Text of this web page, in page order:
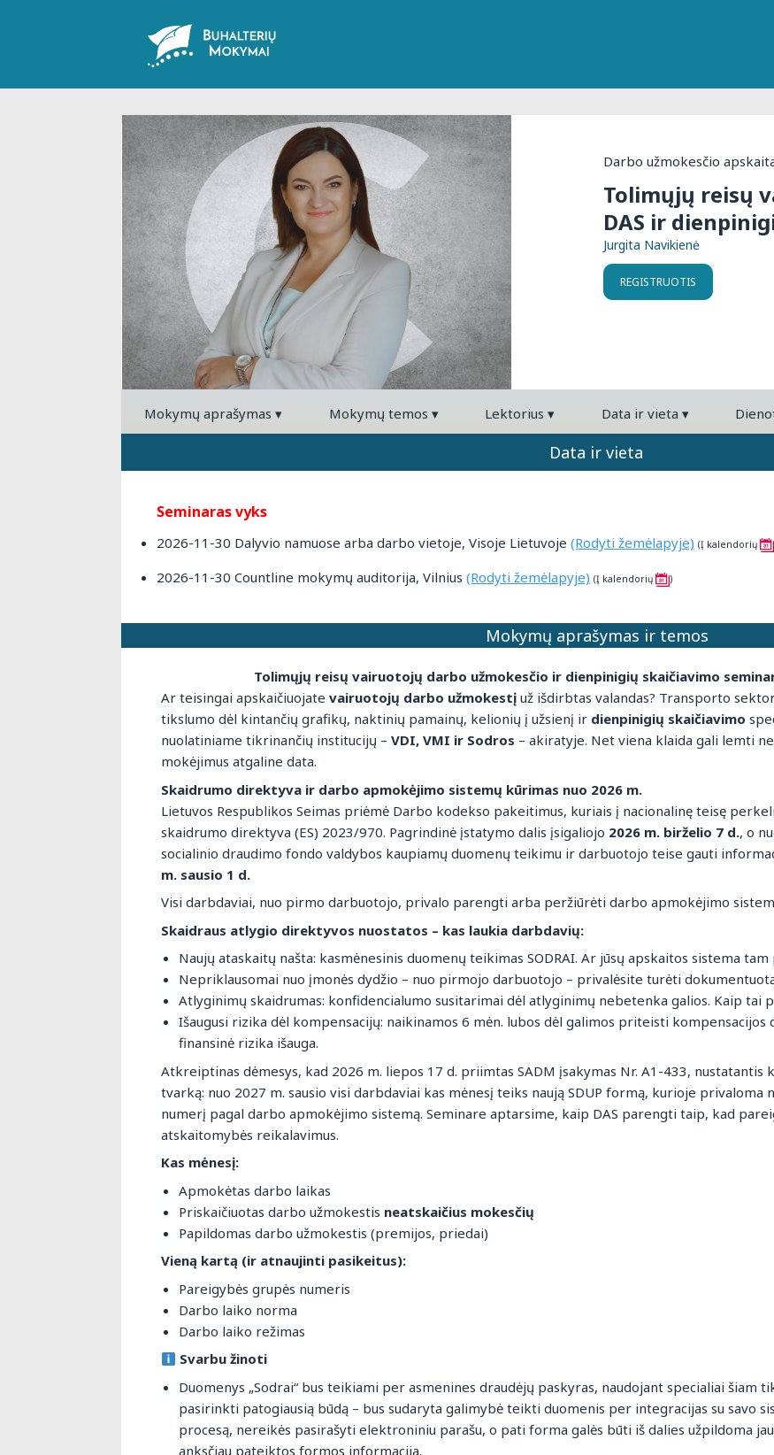
Darbo užmokesčio
Tolimųjų reisų
DAS ir
Jurgita Navikienė
REGISTRUOTIS
Mokymų aprašymas▾ Mokymų temos ▾ Lektorius▾ Data ir vieta ▾
Data ir vieta
Seminaras vyks
2026-11-30 Dalyvio namuose arba darbo vietoje, Visoje Lietuvoje (Rodyti žemėlapyje) (Į kalendorių
2026-11-30 Countline mokymų auditorija, Vilnius (Rodyti žemėlapyje) (Į kalendorių )
Mokymų aprašymas ir temos
Tolimųjų reisų vairuotojų darbo užmokesčio ir dienpinigių skaičiavimo
Ar teisingai apskaičiuojate vairuotojų darbo užmokestįuž išdirbtas valandas? Transporto
tikslumo dėl kintančių grafikų, naktinių pamainų, kelionių į užsienį ir dienpinigių skaičiavimo
nuolatiniame tikrinančių institucijų – VDI, VMI ir Sodros – akiratyje. Net viena klaida gali lemti
mokėjimus atgaline data.
Skaidrumo direktyva ir darbo apmokėjimo sistemų kūrimas nuo 2026 m.
Lietuvos Respublikos Seimas priėmė Darbo kodekso pakeitimus, kuriais į nacionalinę teisę
skaidrumo direktyva (ES) 2023/970. Pagrindinė įstatymo dalis įsigaliojo 2026 m. birželio 7 d., o
socialinio draudimo fondo valdybos kaupiamų duomenų teikimu ir darbuotojo teise gauti
m. sausio 1 d.
Visi darbdaviai, nuo pirmo darbuotojo, privalo parengti arba peržiūrėti darbo apmokėjimo
Skaidraus atlygio direktyvos nuostatos – kas laukia darbdavių:
Naujų ataskaitų našta: kasmėnesinis duomenų teikimas SODRAI. Ar jūsų apskaitos sistema tam
Nepriklausomai nuo įmonės dydžio – nuo pirmojo darbuotojo – privalėsite turėti
Atlyginimų skaidrumas: konfidencialumo susitarimai dėl atlyginimų nebetenka galios. Kaip tai
Išaugusi rizika dėl kompensacijų: naikinamos 6 mėn. lubos dėl galimos priteisti
finansinė rizika išauga.
Atkreiptinas dėmesys, kad 2026 m. liepos 17 d. priimtas SADM įsakymas Nr. A1-433,
tvarką: nuo 2027 m. sausio visi darbdaviai kas mėnesį teiks naują SDUP formą, kurioje
numerį pagal darbo apmokėjimo sistemą. Seminare aptarsime, kaip DAS parengti taip, kad
atskaitomybės reikalavimus.
Kas mėnesį:
Apmokėtas darbo laikas
Priskaičiuotas darbo užmokestis neatskaičius mokesčių
Papildomas darbo užmokestis (premijos, priedai)
Vieną kartą (ir atnaujinti pasikeitus):
Pareigybės grupės numeris
Darbo laiko norma
Darbo laiko režimas
Svarbu žinoti
Duomenys „Sodrai“ bus teikiami per asmenines draudėjų paskyras, naudojant specialiai šiam
pasirinkti patogiausią būdą – bus sudaryta galimybė teikti duomenis per integracijas su savo
procesą, nereikės pasirašyti elektroniniu parašu, o pati forma galės būti iš dalies užpildoma
anksčiau pateiktos formos informacija.